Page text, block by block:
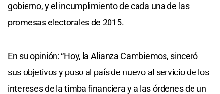
gobierno, y el incumplimiento de cada una de las
promesas electorales de 2015.
En su opinión: “Hoy, la Alianza Cambiemos, sinceró
sus objetivos y puso al país de nuevo al servicio de los
intereses de la timba financiera y a las órdenes de un